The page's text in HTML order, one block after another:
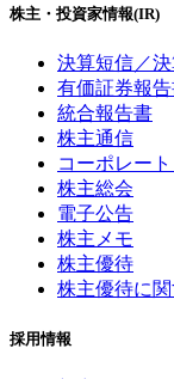
株主・投資家情報(IR)
決算短信／
有価証券報
統合報告書
株主通信
コーポレー
株主総会
電子公告
株主メモ
株主優待
株主優待に
採用情報